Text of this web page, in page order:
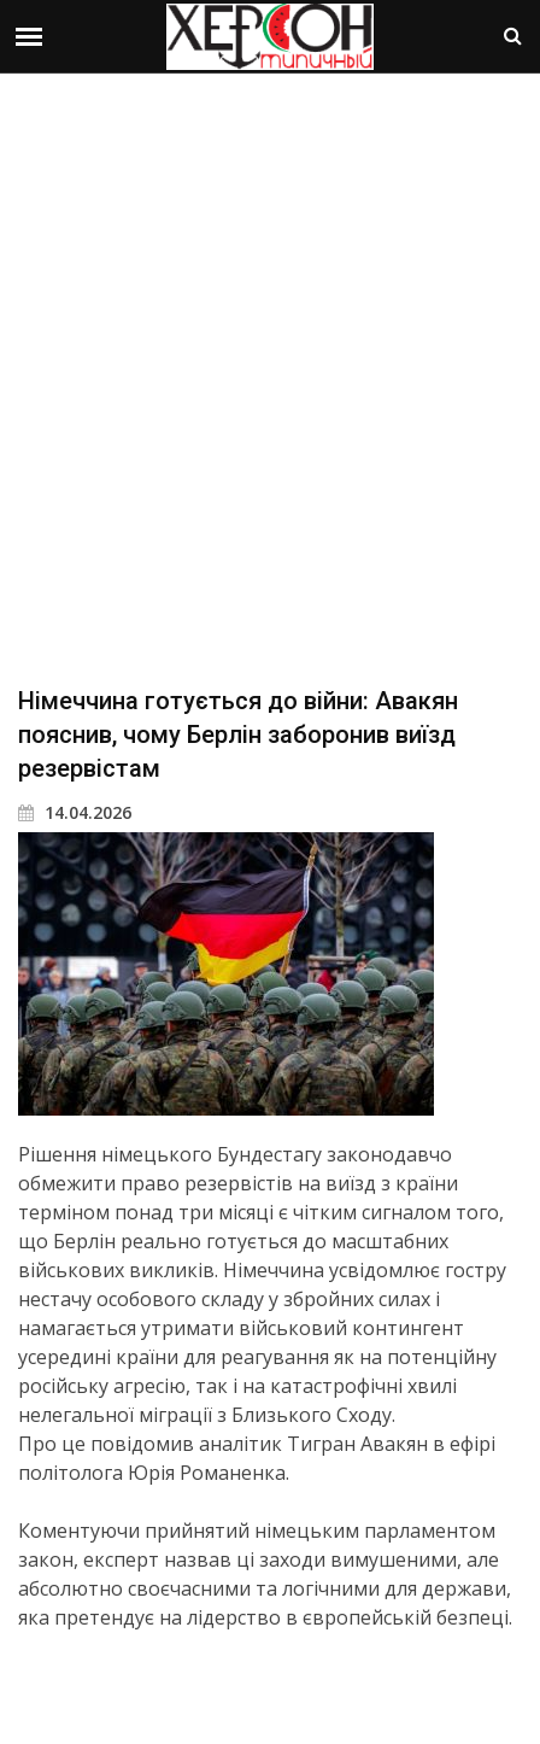
Німеччина готується до війни: Авакян
пояснив, чому Берлін заборонив виїзд
резервістам
14.04.2026
Рішення німецького Бундестагу законодавчо
обмежити право резервістів на виїзд з країни
терміном понад три місяці є чітким сигналом того,
що Берлін реально готується до масштабних
військових викликів. Німеччина усвідомлює гостру
нестачу особового складу у збройних силах і
намагається утримати військовий контингент
усередині країни для реагування як на потенційну
російську агресію, так і на катастрофічні хвилі
нелегальної міграції з Близького Сходу.
Про це повідомив аналітик Тигран Авакян в ефірі
політолога Юрія Романенка.
Коментуючи прийнятий німецьким парламентом
закон, експерт назвав ці заходи вимушеними, але
абсолютно своєчасними та логічними для держави,
яка претендує на лідерство в європейській безпеці.